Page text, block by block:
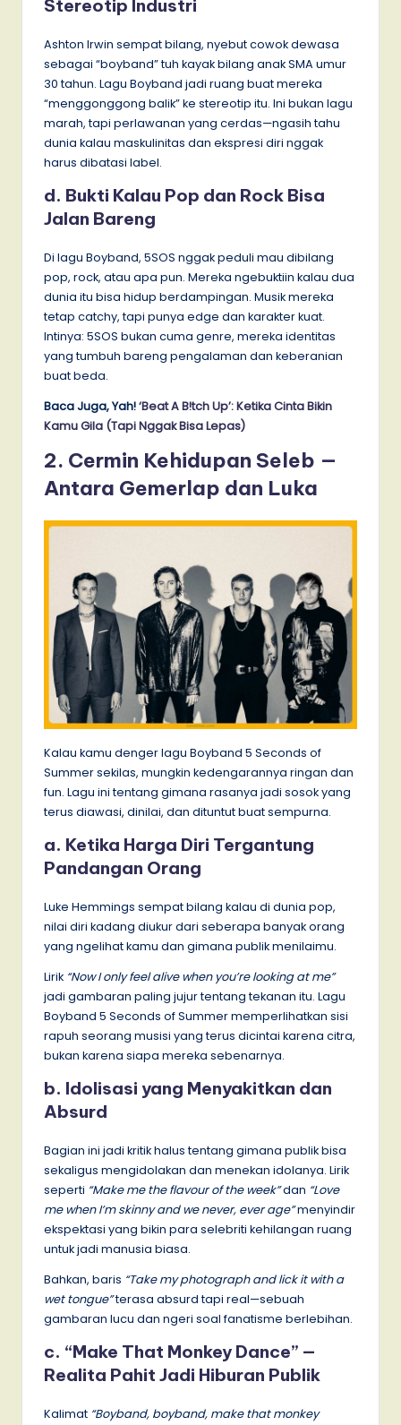
Stereotip Industri
Ashton Irwin sempat bilang, nyebut cowok dewasa
sebagai “boyband” tuh kayak bilang anak SMA umur
30 tahun. Lagu Boyband jadi ruang buat mereka
“menggonggong balik” ke stereotip itu. Ini bukan lagu
marah, tapi perlawanan yang cerdas—ngasih tahu
dunia kalau maskulinitas dan ekspresi diri nggak
harus dibatasi label.
d. Bukti Kalau Pop dan Rock Bisa
Jalan Bareng
Di lagu Boyband, 5SOS nggak peduli mau dibilang
pop, rock, atau apa pun. Mereka ngebuktiin kalau dua
dunia itu bisa hidup berdampingan. Musik mereka
tetap catchy, tapi punya edge dan karakter kuat.
Intinya: 5SOS bukan cuma genre, mereka identitas
yang tumbuh bareng pengalaman dan keberanian
buat beda.
Baca Juga, Yah!‘Beat A B!tch Up’: Ketika Cinta Bikin
Kamu Gila (Tapi Nggak Bisa Lepas)
2. Cermin Kehidupan Seleb —
Antara Gemerlap dan Luka
Kalau kamu denger lagu Boyband 5 Seconds of
Summer sekilas, mungkin kedengarannya ringan dan
fun. Lagu ini tentang gimana rasanya jadi sosok yang
terus diawasi, dinilai, dan dituntut buat sempurna.
a. Ketika Harga Diri Tergantung
Pandangan Orang
Luke Hemmings sempat bilang kalau di dunia pop,
nilai diri kadang diukur dari seberapa banyak orang
yang ngelihat kamu dan gimana publik menilaimu.
Lirik “Now I only feel alive when you’re looking at me”
jadi gambaran paling jujur tentang tekanan itu. Lagu
Boyband 5 Seconds of Summer memperlihatkan sisi
rapuh seorang musisi yang terus dicintai karena citra,
bukan karena siapa mereka sebenarnya.
b. Idolisasi yang Menyakitkan dan
Absurd
Bagian ini jadi kritik halus tentang gimana publik bisa
sekaligus mengidolakan dan menekan idolanya. Lirik
seperti “Make me the flavour of the week”dan “Love
me when I’m skinny and we never, ever age”menyindir
ekspektasi yang bikin para selebriti kehilangan ruang
untuk jadi manusia biasa.
Bahkan, baris “Take my photograph and lick it with a
wet tongue”terasa absurd tapi real—sebuah
gambaran lucu dan ngeri soal fanatisme berlebihan.
c. “Make That Monkey Dance” —
Realita Pahit Jadi Hiburan Publik
Kalimat “Boyband, boyband, make that monkey